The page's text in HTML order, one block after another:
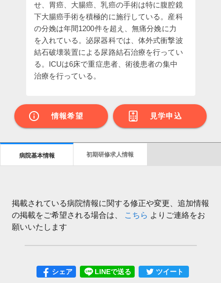
せ、胃癌、大腸癌、乳癌の手術は特に腹腔鏡
下大腸癌手術を積極的に施行している。産科
の分娩は年間1200件を超え、無痛分娩に力
を入れている。泌尿器科では、体外式衝撃波
結石破壊装置による尿路結石治療を行ってい
る。ICUは6床で重症患者、術後患者の集中
治療を行っている。
情報希望 見学申込
病院基本情報 初期研修求人情報
掲載されている病院情報に関する修正や変更、追加情報
の掲載をご希望される場合は、
こちら よりご連絡をお
願いいたします
シェア LINEで送る ツイート